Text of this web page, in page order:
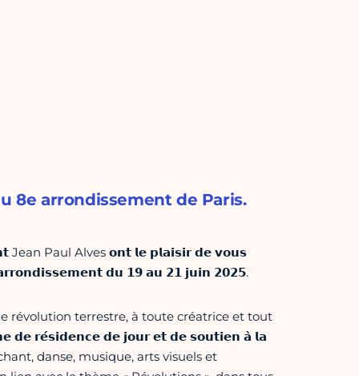
8e arrondissement de Paris.
Paul Alves 𝗼𝗻𝘁 𝗹𝗲 𝗽𝗹𝗮𝗶𝘀𝗶𝗿 𝗱𝗲 𝘃𝗼𝘂𝘀
𝗱𝘂 𝟭𝟵 𝗮𝘂 𝟮𝟭 𝗷𝘂𝗶𝗻 𝟮𝟬𝟮𝟱.
révolution terrestre, à toute créatrice et tout
𝗿𝗲́𝘀𝗶𝗱𝗲𝗻𝗰𝗲 𝗱𝗲 𝗷𝗼𝘂𝗿 𝗲𝘁 𝗱𝗲 𝘀𝗼𝘂𝘁𝗶𝗲𝗻 𝗮̀ 𝗹𝗮
danse, musique, arts visuels et